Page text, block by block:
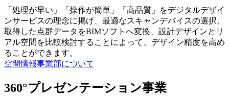
「処理が早い」「操作が簡単」「高品質」をデジタルデザイ
ンサービスの理念に掲げ、最適なスキャンデバイスの選択、
取得した点群データをBIMソフトへ変換、設計デザインとリ
アル空間を比較検討することによって、デザイン精度を高め
ることができます。
空間情報事業部について
360°プレゼンテーション事業